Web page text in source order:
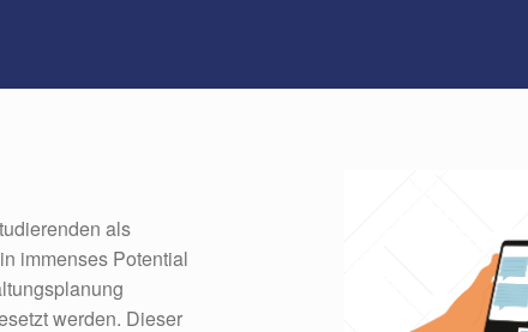
als
immenses Potential
werden. Dieser